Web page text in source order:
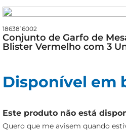
1863816002
Conjunto de Garfo de
Blister Vermelho com 3
Disponível em
Este produto não está
Quero que me avisem quando
biscoito
iogurte
papel higiênico
cerveja